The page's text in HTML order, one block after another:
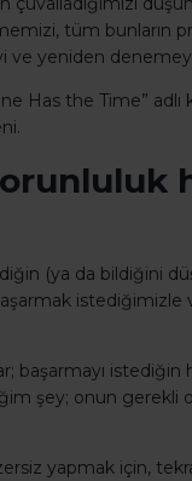
tüm bunların
ve yeniden
Has the Time” adlı
(ya da bildiğini
istediğimizle
başarmayı istediğin
şey; onun gerekli
yapmak için,